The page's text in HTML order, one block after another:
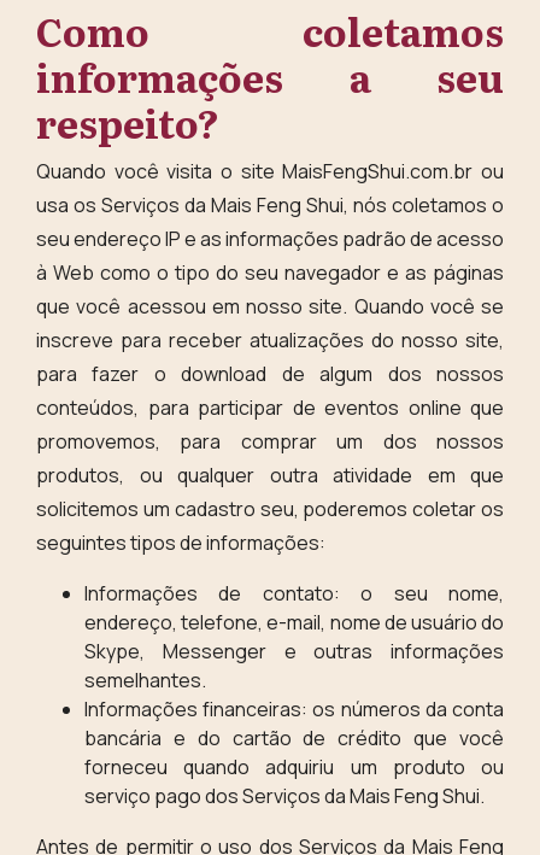
Como coletamos
informações a seu
respeito?
Quando você visita o site MaisFengShui.com.br ou
usa os Serviços da Mais Feng Shui, nós coletamos o
seu endereço IP e as informações padrão de acesso
à Web como o tipo do seu navegador e as páginas
que você acessou em nosso site. Quando você se
inscreve para receber atualizações do nosso site,
para fazer o download de algum dos nossos
conteúdos, para participar de eventos online que
promovemos, para comprar um dos nossos
produtos, ou qualquer outra atividade em que
solicitemos um cadastro seu, poderemos coletar os
seguintes tipos de informações:
Informações de contato: o seu nome,
endereço, telefone, e-mail, nome de usuário do
Skype, Messenger e outras informações
semelhantes.
Informações financeiras: os números da conta
bancária e do cartão de crédito que você
forneceu quando adquiriu um produto ou
serviço pago dos Serviços da Mais Feng Shui.
Antes de permitir o uso dos Serviços da Mais Feng